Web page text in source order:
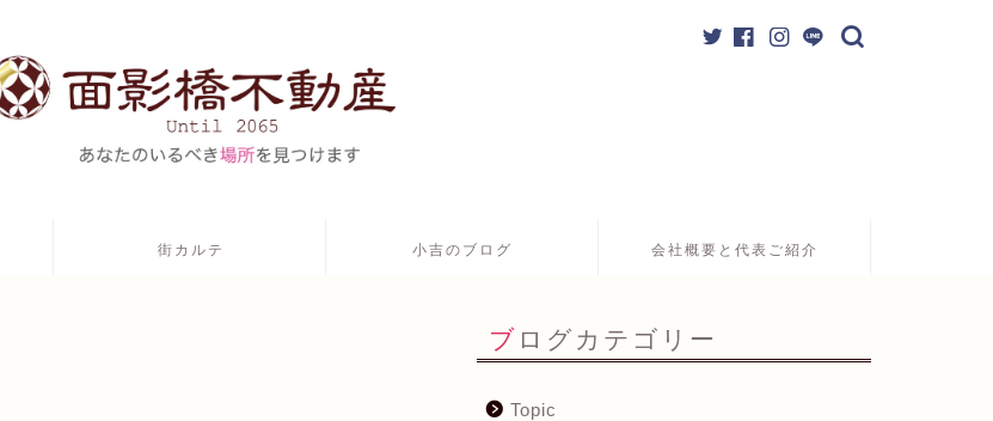
街カルテ 小吉のブログ 会社概要と代表ご紹介
ブログカテゴリー
Topic